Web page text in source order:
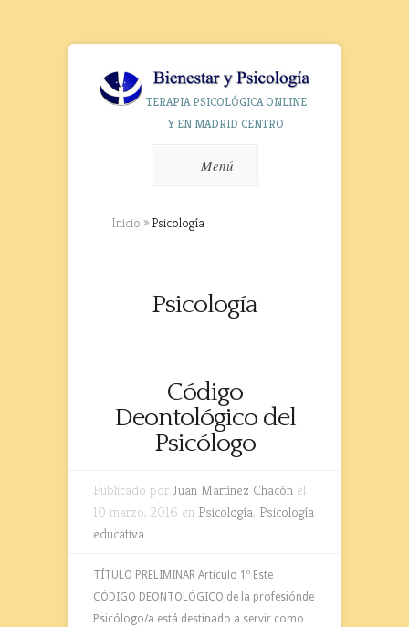
TERAPIA PSICOLÓGICA ONLINE
Y EN MADRID CENTRO
Menú
Inicio » Psicología
Psicología
Código
Deontológico del
Psicólogo
Publicado por Juan Martínez Chacón el
10 marzo, 2016 en Psicología, Psicología
educativa
TÍTULO PRELIMINAR Artículo 1º Este
CÓDIGO DEONTOLÓGICO de la profesiónde
Psicólogo/a está destinado a servir como